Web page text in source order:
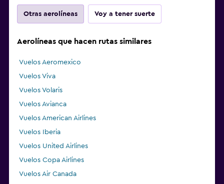
Otras aerolíneas Voy a tener suerte
Aerolíneas que hacen rutas similares
Vuelos Aeromexico
Vuelos Viva
Vuelos Volaris
Vuelos Avianca
Vuelos American Airlines
Vuelos Iberia
Vuelos United Airlines
Vuelos Copa Airlines
Vuelos Air Canada